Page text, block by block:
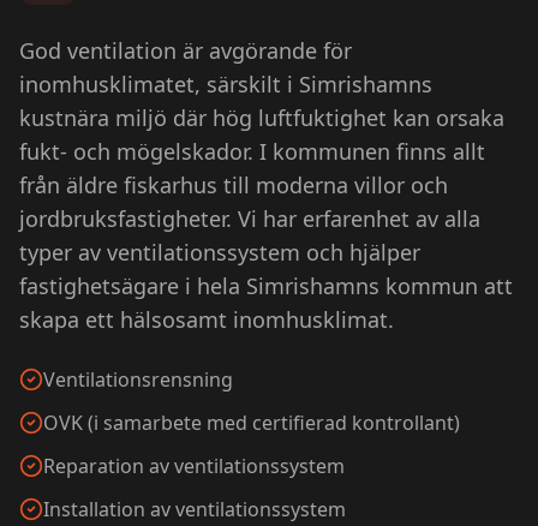
God ventilation är avgörande för
inomhusklimatet, särskilt i Simrishamns
kustnära miljö där hög luftfuktighet kan orsaka
fukt- och mögelskador. I kommunen finns allt
från äldre fiskarhus till moderna villor och
jordbruksfastigheter. Vi har erfarenhet av alla
typer av ventilationssystem och hjälper
fastighetsägare i hela Simrishamns kommun att
skapa ett hälsosamt inomhusklimat.
Ventilationsrensning
OVK (i samarbete med certifierad kontrollant)
Reparation av ventilationssystem
Installation av ventilationssystem